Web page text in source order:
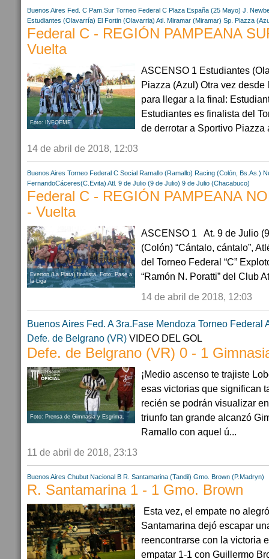
Buenos Aires Fed. C Pam.Sur Torneo Federal C Plaza España (25 Mayo) J.
Estudiantes (Olavarría) El Fortin (Olavarria) Atl. Miramar (Miramar) Sp. Piazza
Federal C - REGIÓN PAMPEANA
Vuelta
Foto: INFOEME
ASCENSO 1 Estudiantes
Piazza (Azul) Otra vez
para llegar a la final:
Estudiantes es finalista del
de derrotar a Sportivo Piazza
14 de abril de 2018, 12:03
Buenos Aires Torneo Federal C Social Ramallo (Ramallo) Racing (Colón, Bs.As.)
FernandoCáceres(C.Evita) Atl. 9 de Julio (9 de Julio) 9 de Julio (Chacabuco)
Federal C - REGIÓN PAMPEANA
- Vuelta
Everton (La Plata) finalista. Foto: Pase a
la Liga
ASCENSO 1 At. 9 de Julio
(Colón) “Cántalo, cántalo”,
del Torneo Federal “C”
“Ramón N. Poratti” del Club
14 de abril de 2018, 12:03
Buenos Aires Fed. A 3ra.Fase Mendoza Torneo Federal
Defe. de Belgrano (VR) VIDEO DEL GOL
Defe. de Belgrano (VR) 0 - 1
Foto: Prensa de Gimnasia y Esgrima.
¡Medio ascenso te trajiste
esas victorias que significan
recién se podrán visualizar
triunfo tan grande alcanzó
Ramallo con aquel ú...
11 de abril de 2018, 23:13
Buenos Aires Chubut Nacional B R. Santamarina (Tandil) Gmo. Brown (P.Madryn)
R. Santamarina 1 - 1 Gmo. Brown
Esta vez, el empate no
Santamarina dejó escapar
reencontrarse con la victoria
empatar 1-1 con Guillermo